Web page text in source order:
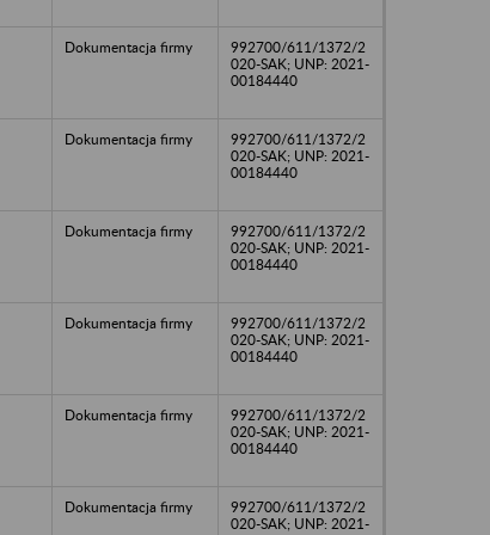
Dokumentacja firmy
992700/611/1372/2
020-SAK; UNP: 2021-
00184440
Dokumentacja firmy
992700/611/1372/2
020-SAK; UNP: 2021-
00184440
Dokumentacja firmy
992700/611/1372/2
020-SAK; UNP: 2021-
00184440
Dokumentacja firmy
992700/611/1372/2
020-SAK; UNP: 2021-
00184440
Dokumentacja firmy
992700/611/1372/2
020-SAK; UNP: 2021-
00184440
Dokumentacja firmy
992700/611/1372/2
020-SAK; UNP: 2021-